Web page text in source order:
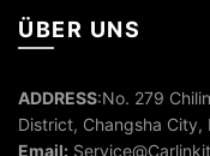
ÜBER UNS
ADDRESS:No. 279
District, Changsha City,
Email: